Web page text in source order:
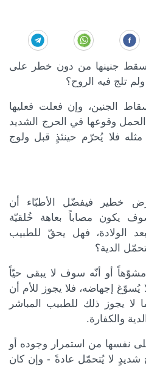
جنينها من دون خطر على
تلج فيه الروح؟
الجنين، وإن فعلت فعليها
الحمل وقوعها في الحرج الشديد
فلا يُحرّم حينئذٍ قبل ولوج
خطير فيفضّل الأطبّاء أن
يكون مصاباً بعاهة خُلقيّة
الولادة، فهل يحقّ للطبيب
الدية؟
أو أنّه سوف لا يبقى حيّاً
يُسوّغ إجهاضه، فلا يجوز للأم أن
يجوز ذلك للطبيب المباشر
والكفارة.
نفسها من استمرار وجوده أو
لا يُتحمّل عادةً - وإن كان